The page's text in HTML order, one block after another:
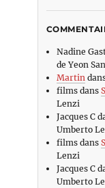
Nadine
de Yeon
Martin
filmsdans
Lenzi
Jacques C
Umberto
filmsdans
Lenzi
Jacques C
Umberto